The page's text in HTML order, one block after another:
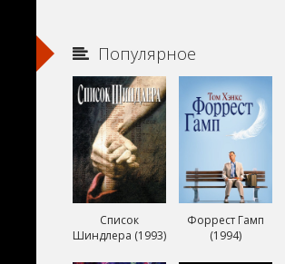
Популярное
Список
Шиндлера (1993)
Форрест Гамп
(1994)